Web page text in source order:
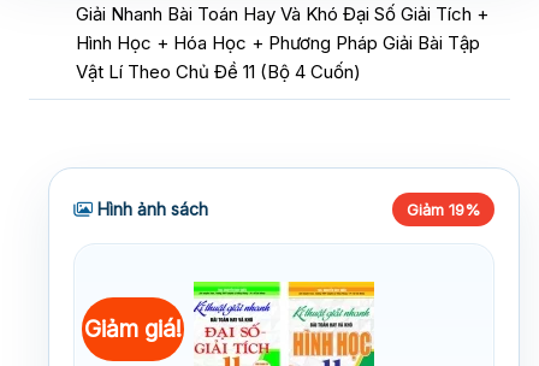
Giải Nhanh Bài Toán Hay Và Khó Đại Số Giải Tích +
Hình Học + Hóa Học + Phương Pháp Giải Bài Tập
Vật Lí Theo Chủ Đề 11 (Bộ 4 Cuốn)
Hình ảnh sách Giảm 19%
Giảm giá!